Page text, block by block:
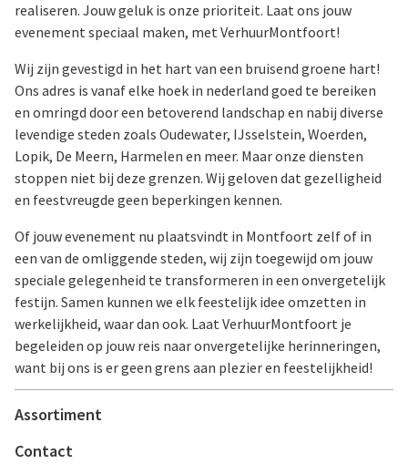
realiseren. Jouw geluk is onze prioriteit. Laat ons jouw
evenement speciaal maken, met VerhuurMontfoort!
Wij zijn gevestigd in het hart van een bruisend groene hart!
Ons adres is vanaf elke hoek in nederland goed te bereiken
en omringd door een betoverend landschap en nabij diverse
levendige steden zoals Oudewater, IJsselstein, Woerden,
Lopik, De Meern, Harmelen en meer. Maar onze diensten
stoppen niet bij deze grenzen. Wij geloven dat gezelligheid
en feestvreugde geen beperkingen kennen.
Of jouw evenement nu plaatsvindt in Montfoort zelf of in
een van de omliggende steden, wij zijn toegewijd om jouw
speciale gelegenheid te transformeren in een onvergetelijk
festijn. Samen kunnen we elk feestelijk idee omzetten in
werkelijkheid, waar dan ook. Laat VerhuurMontfoort je
begeleiden op jouw reis naar onvergetelijke herinneringen,
want bij ons is er geen grens aan plezier en feestelijkheid!
Assortiment
Contact